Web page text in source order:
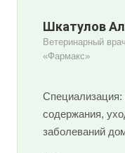
Шкатулов
Ветеринарный
«Фармакс»
Специализация:
содержания,
заболеваний